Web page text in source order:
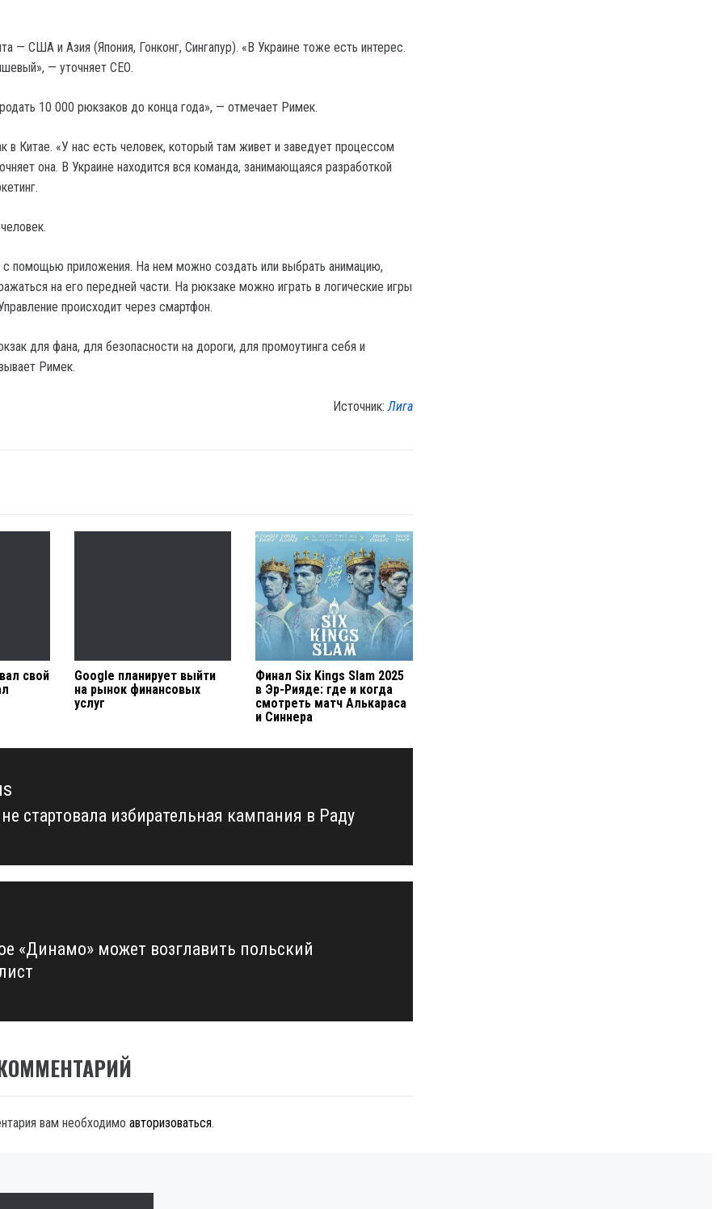
— США и Азия (Япония, Гонконг, Сингапур). «В Украине тоже есть интерес.
— уточняет СЕО.
10 000 рюкзаков до конца года», — отмечает Римек.
в Китае. «У нас есть человек, который там живет и заведует процессом
она. В Украине находится вся команда, занимающаяся разработкой
с помощью приложения. На нем можно создать или выбрать анимацию,
на его передней части. На рюкзаке можно играть в логические игры
происходит через смартфон.
для фана, для безопасности на дороги, для промоутинга себя и
Римек.
Источник:Лига
свой
Google планирует выйти
на рынок финансовых
услуг
Финал Six Kings Slam 2025
в Эр-Рияде: где и когда
смотреть матч Алькараса
и Синнера
стартовала избирательная кампания в Раду
«Динамо» может возглавить польский
вам необходимо авторизоваться.